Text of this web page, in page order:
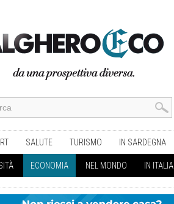
SALUTE TURISMO IN SARDEGNA
ECONOMIA NEL MONDO IN ITALIA